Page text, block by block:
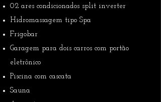
02 ares condicionados split inverter
Hidromassagem tipo Spa
Frigobar
Garagem para dois carros com portão
eletrônico
Piscina com cascata
Sauna